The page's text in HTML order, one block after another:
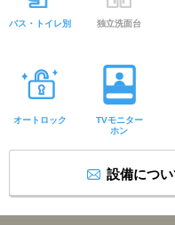
バス・トイレ別 独立洗面台
オートロック
TVモニター
ホン
設備につ